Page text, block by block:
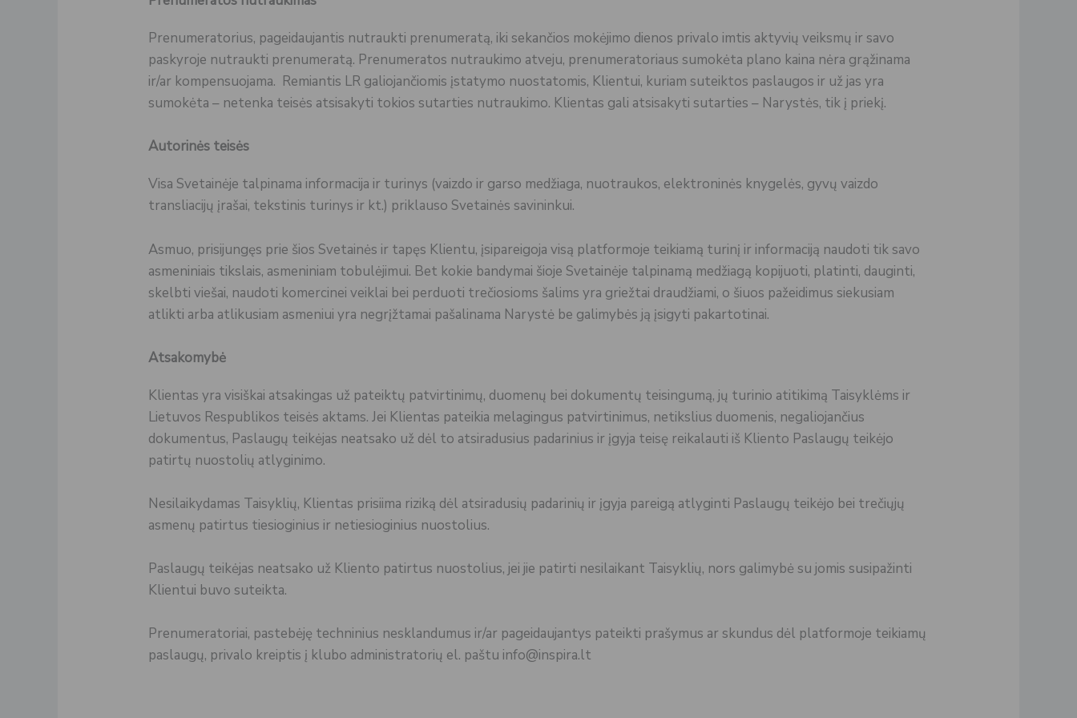
Prenumeratorius, pageidaujantis nutraukti prenumeratą, iki sekančios mokėjimo dienos privalo imtis aktyvių veiksmų ir savo
paskyroje nutraukti prenumeratą. Prenumeratos nutraukimo atveju, prenumeratoriaus sumokėta plano kaina nėra grąžinama
ir/ar kompensuojama. Remiantis LR galiojančiomis įstatymo nuostatomis, Klientui, kuriam suteiktos paslaugos ir už jas yra
sumokėta – netenka teisės atsisakyti tokios sutarties nutraukimo. Klientas gali atsisakyti sutarties – Narystės, tik į priekį.
Autorinės teisės
Visa Svetainėje talpinama informacija ir turinys (vaizdo ir garso medžiaga, nuotraukos, elektroninės knygelės, gyvų vaizdo
transliacijų įrašai, tekstinis turinys ir kt.) priklauso Svetainės savininkui.
Asmuo, prisijungęs prie šios Svetainės ir tapęs Klientu, įsipareigoja visą platformoje teikiamą turinį ir informaciją naudoti tik savo
asmeniniais tikslais, asmeniniam tobulėjimui. Bet kokie bandymai šioje Svetainėje talpinamą medžiagą kopijuoti, platinti, dauginti,
skelbti viešai, naudoti komercinei veiklai bei perduoti trečiosioms šalims yra griežtai draudžiami, o šiuos pažeidimus siekusiam
atlikti arba atlikusiam asmeniui yra negrįžtamai pašalinama Narystė be galimybės ją įsigyti pakartotinai.
Atsakomybė
Klientas yra visiškai atsakingas už pateiktų patvirtinimų, duomenų bei dokumentų teisingumą, jų turinio atitikimą Taisyklėms ir
Lietuvos Respublikos teisės aktams. Jei Klientas pateikia melagingus patvirtinimus, netikslius duomenis, negaliojančius
dokumentus, Paslaugų teikėjas neatsako už dėl to atsiradusius padarinius ir įgyja teisę reikalauti iš Kliento Paslaugų teikėjo
patirtų nuostolių atlyginimo.
Nesilaikydamas Taisyklių, Klientas prisiima riziką dėl atsiradusių padarinių ir įgyja pareigą atlyginti Paslaugų teikėjo bei trečiųjų
asmenų patirtus tiesioginius ir netiesioginius nuostolius.
Paslaugų teikėjas neatsako už Kliento patirtus nuostolius, jei jie patirti nesilaikant Taisyklių, nors galimybė su jomis susipažinti
Klientui buvo suteikta.
Prenumeratoriai, pastebėję techninius nesklandumus ir/ar pageidaujantys pateikti prašymus ar skundus dėl platformoje teikiamų
paslaugų, privalo kreiptis į klubo administratorių el. paštu info@inspira.lt